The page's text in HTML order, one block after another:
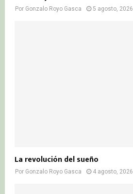
Por Gonzalo Royo Gasca 5 agosto, 2026
La revolución del sueño
Por Gonzalo Royo Gasca 4 agosto, 2026